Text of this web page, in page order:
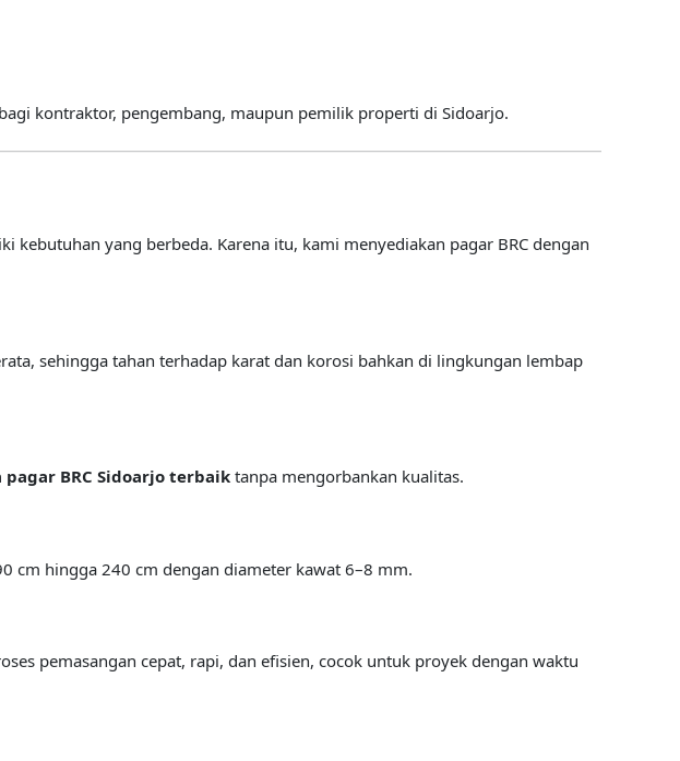
kontraktor, pengembang, maupun pemilik properti di Sidoarjo.
kebutuhan yang berbeda. Karena itu, kami menyediakan pagar BRC dengan
sehingga tahan terhadap karat dan korosi bahkan di lingkungan lembap
pagar BRC Sidoarjo terbaiktanpa mengorbankan kualitas.
cm hingga 240 cm dengan diameter kawat 6–8 mm.
pemasangan cepat, rapi, dan efisien, cocok untuk proyek dengan waktu